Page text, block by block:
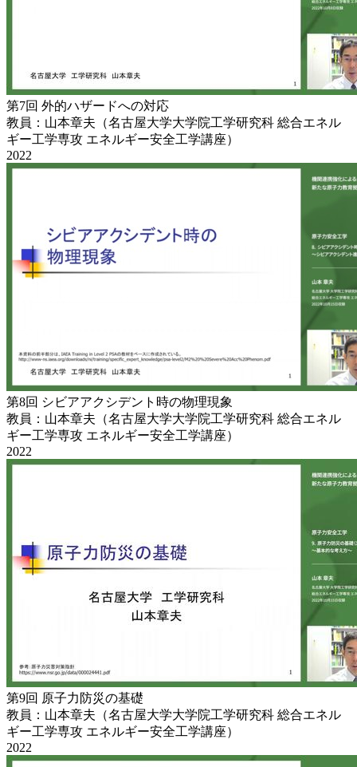
第7回 外的ハザードへの対応
教員：山本章夫（名古屋大学大学院工学研究科 総合エネル
ギー工学専攻 エネルギー安全工学講座）
2022
第8回 シビアアクシデント時の物理現象
教員：山本章夫（名古屋大学大学院工学研究科 総合エネル
ギー工学専攻 エネルギー安全工学講座）
2022
第9回 原子力防災の基礎
教員：山本章夫（名古屋大学大学院工学研究科 総合エネル
ギー工学専攻 エネルギー安全工学講座）
2022